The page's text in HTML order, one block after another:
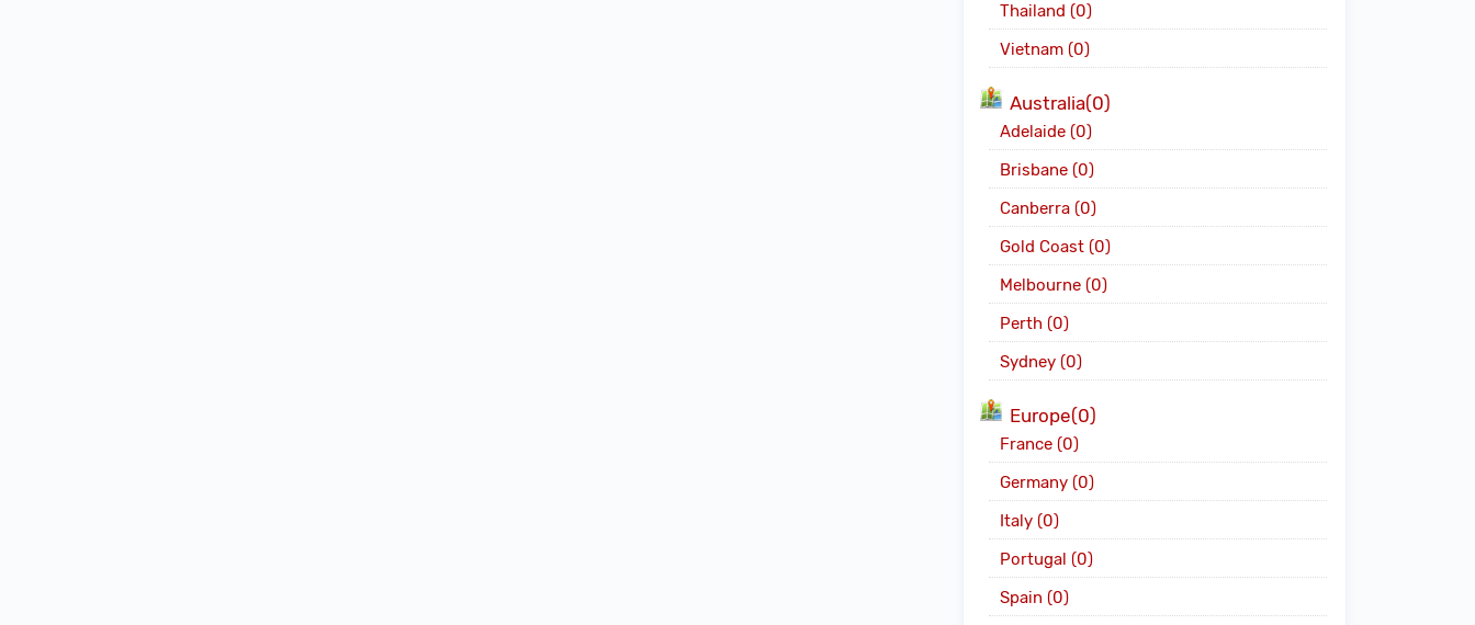
Thailand (0)
Vietnam (0)
Australia(0)
Adelaide (0)
Brisbane (0)
Canberra (0)
Gold Coast (0)
Melbourne (0)
Perth (0)
Sydney (0)
Europe(0)
France (0)
Germany (0)
Italy (0)
Portugal (0)
Spain (0)